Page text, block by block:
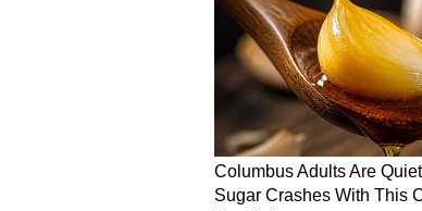
ஜெனரல் 3 சிப்செட்டைப்
14 அடிப்படையிலான
சூப்பர்சார்ஜிங்
ஹானர் 200 லைட்
Honor 200 Lite ஆனது
கொண்டுள்ளது. Mali-G57